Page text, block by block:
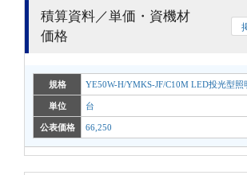
積算資料／単価・資機材
価格
規格 YE50W-H/YMKS-JF/C10M LED投光型照
単位 台
公表価格 66,250